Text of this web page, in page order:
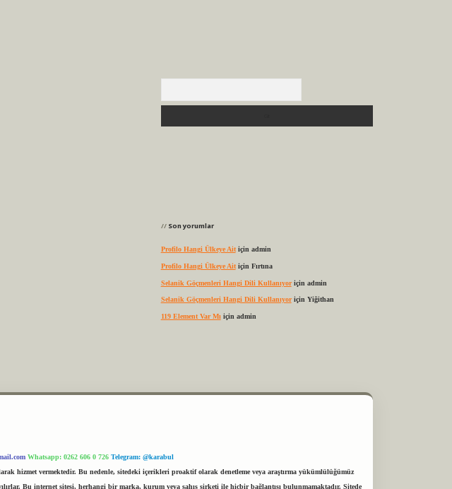
Son yorumlar
Profilo Hangi Ülkeye Aitiçin admin
Profilo Hangi Ülkeye Aitiçin Fırtına
Selanik Göçmenleri Hangi Dili Kullanıyoriçin admin
Selanik Göçmenleri Hangi Dili Kullanıyoriçin Yiğithan
119 Element Var Mı için admin
Whatsapp: 0262 606 0 726 Telegram: @karabul
hizmet vermektedir. Bu nedenle, sitedeki içerikleri proaktif olarak denetleme veya araştırma yükümlülüğümüz
Bu internet sitesi, herhangi bir marka, kurum veya şahıs şirketi ile hiçbir bağlantısı bulunmamaktadır. Sitede